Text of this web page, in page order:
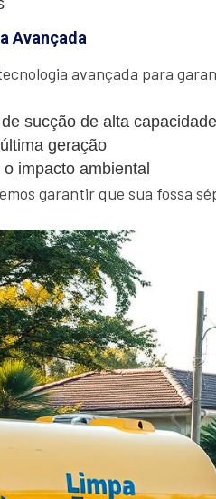
Avançada
avançada para
sucção de alta capacidade
geração
impacto ambiental
garantir que sua fossa